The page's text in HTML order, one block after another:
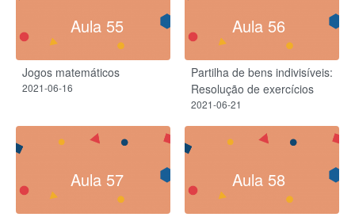
Aula 55
Jogos matemáticos
2021-06-16
Aula 56
Partilha de bens indivisíveis:
Resolução de exercícios
2021-06-21
Aula 57 Aula 58